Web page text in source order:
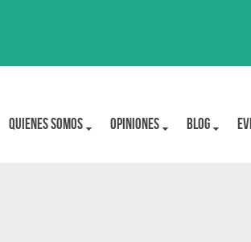
Quienes Somos OPINIONES BLOG